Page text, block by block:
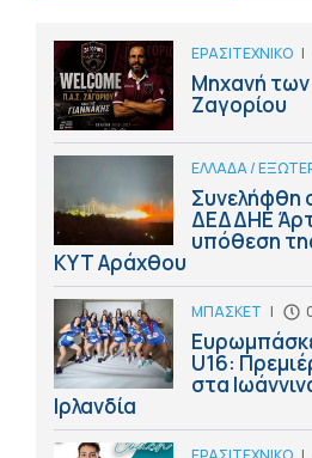
ΕΡΑΣΙΤΕΧΝΙΚΟ |
Μηχανή
Ζαγορίου
ΕΛΛΑΔΑ /
Συνελήφθη
ΔΕΔΔΗΕ
υπόθεση
ΚΥΤ Αράχθου
ΜΠΑΣΚΕΤ |
U16:
στα
Ιρλανδία